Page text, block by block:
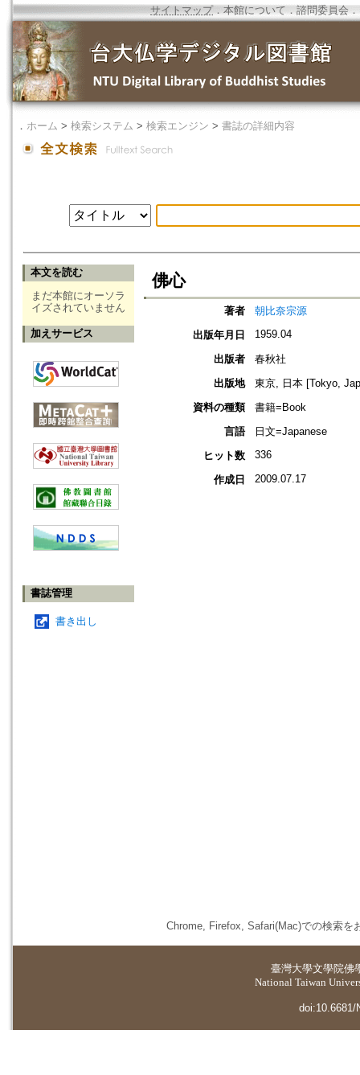
サイトマップ．本館について ． 諮問委員会 ．
． ホーム > 検索システム > 検索エンジン > 書誌の詳細内容
本文を読む
まだ本館にオーソラ
イズされていません
加えサービス
書誌管理
書き出し
佛心
著者
朝比奈宗源
出版年月日
1959.04
出版者
春秋社
出版地
東京, 日本 [Tokyo,
資料の種類
書籍=Book
言語
日文=Japanese
ヒット数
336
作成日 2009.07.17
Chrome, Firefox, Safari(Mac)での検索を
臺灣大學文學院佛
National Taiwan
doi:10.6681/